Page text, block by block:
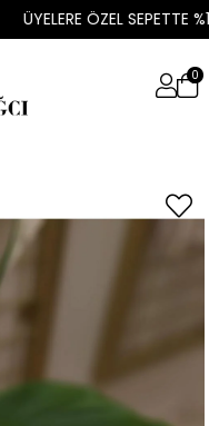
ÜYELERE ÖZEL SEPETTE
0